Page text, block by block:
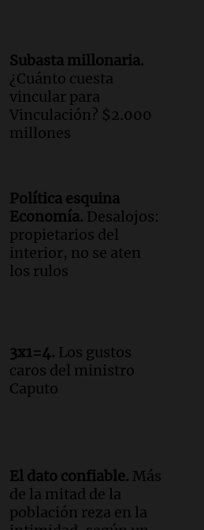
Subasta millonaria.
¿Cuánto cuesta
vincular para
Vinculación? $2.000
millones
Política esquina
Economía. Desalojos:
propietarios del
interior, no se aten
los rulos
3x1=4. Los gustos
caros del ministro
Caputo
El dato confiable. Más
de la mitad de la
población reza en la